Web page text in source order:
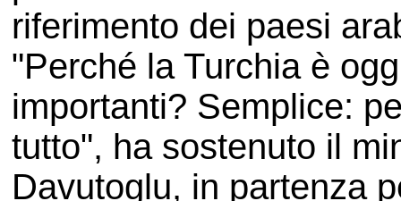
riferimento dei paesi
"Perché la Turchia è
importanti? Semplice:
tutto", ha sostenuto il
Davutoglu, in partenza